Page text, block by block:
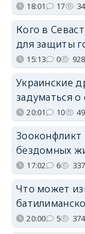
18:01 17
Кого в
для защиты
15:13 0
Украинские
задуматься о
20:01 10
Зооконфликт
бездомных
17:02 6
Что может
20:00 5